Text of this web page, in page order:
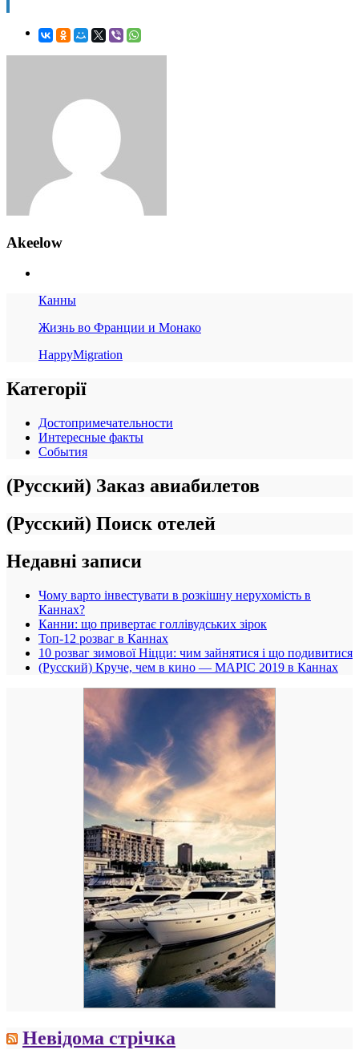
Akeelow
Канны
Жизнь во Франции и Монако
HappyMigration
Категорії
Достопримечательности
Интересные факты
События
(Русский) Заказ авиабилетов
(Русский) Поиск отелей
Недавні записи
Чому варто інвестувати в розкішну нерухомість в
Каннах?
Канни: що привертає голлівудських зірок
Топ-12 розваг в Каннах
10 розваг зимової Ніцци: чим зайнятися і що подивитися
(Русский) Круче, чем в кино — MAPIC 2019 в Каннах
Невідома стрічка